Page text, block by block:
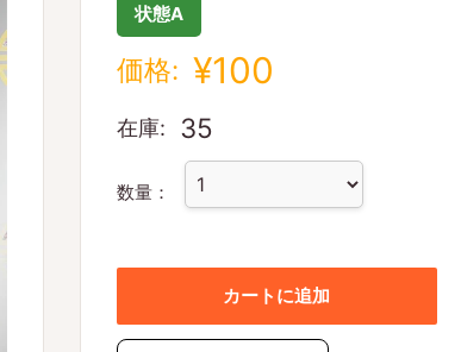
状態A
価格: ¥100
在庫: 35
数量：
カートに追加